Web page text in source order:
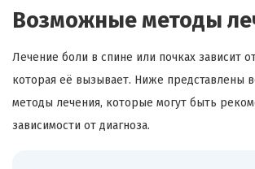
Возможные методы
Лечение боли в спине или почках зависит
которая её вызывает. Ниже представлены
методы лечения, которые могут быть
зависимости от диагноза.